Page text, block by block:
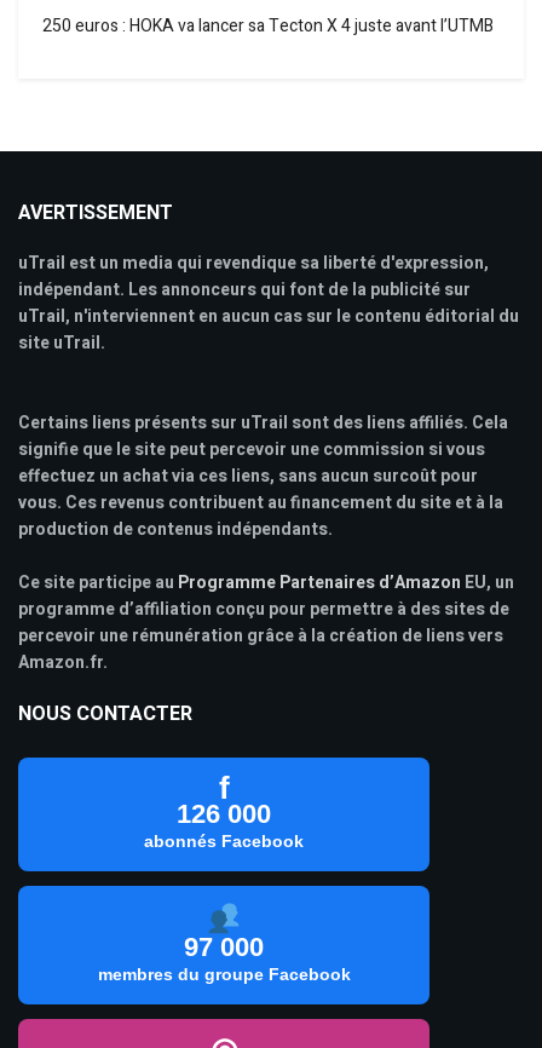
250 euros : HOKA va lancer sa Tecton X 4 juste avant l’UTMB
AVERTISSEMENT
uTrail est un media qui revendique sa liberté d'expression,
indépendant. Les annonceurs qui font de la publicité sur
uTrail, n'interviennent en aucun cas sur le contenu éditorial du
site uTrail.
Certains liens présents sur uTrail sont des liens affiliés. Cela
signifie que le site peut percevoir une commission si vous
effectuez un achat via ces liens, sans aucun surcoût pour
vous. Ces revenus contribuent au financement du site et à la
production de contenus indépendants.
Ce site participe au Programme Partenaires d’Amazon EU, un
programme d’affiliation conçu pour permettre à des sites de
percevoir une rémunération grâce à la création de liens vers
Amazon.fr.
NOUS CONTACTER
f
126 000
abonnés Facebook
97 000
membres du groupe Facebook